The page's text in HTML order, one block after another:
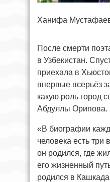
Ханифа
После смерти
в Узбекистан.
приехала в
впервые всерьёз
какую роль город
Абдуллы Орипова.
«В биографии
человека есть три
он родился, где
его жизненный
родился в